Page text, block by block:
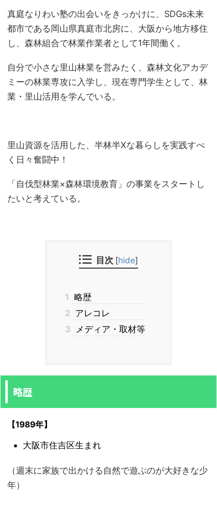
真庭なりわい塾の出会いをきっかけに、SDGs未来
都市である岡山県真庭市北房に、大阪から地方移住
し、森林組合で林業作業者として1年間働く。
自分で小さな里山林業を営みたく、森林文化アカデ
ミーの林業専攻に入学し、現在専門学生として、林
業・里山活用を学んでいる。
里山資源を活用した、半林半Xな暮らしを実践すべ
く日々奮闘中！
「自伐型林業×森林環境教育」の事業をスタートし
たいと考えている。
目次 [hide]
1 略歴
2 アレコレ
3
メディア・取材等
略歴
【1989年】
大阪市住吉区生まれ
（週末に家族で出かける自然で遊ぶのが大好きな少
年）